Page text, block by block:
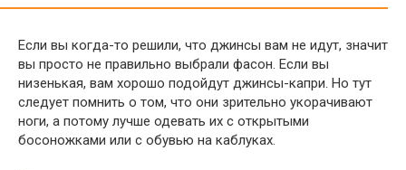
Если вы когда-то решили, что джинсы вам не идут, значит
вы просто не правильно выбрали фасон. Если вы
низенькая, вам хорошо подойдут джинсы-капри. Но тут
следует помнить о том, что они зрительно укорачивают
ноги, а потому лучше одевать их с открытыми
босоножками или с обувью на каблуках.